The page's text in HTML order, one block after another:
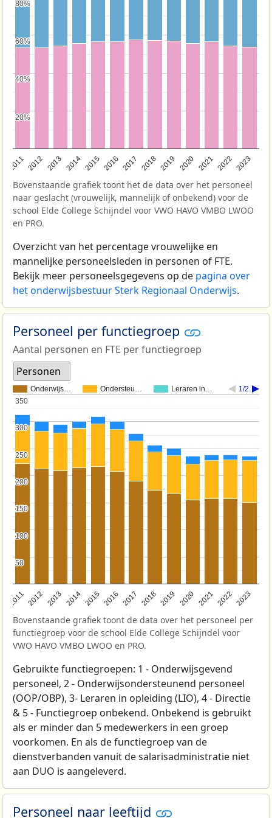
2011 2012 2013 2014 2015 2016 2017 2018 2019 2020 2021 2022 2023
20%
20%
40%
40%
60%
60%
80%
80%
Bovenstaande grafiek toont het de data over het personeel
naar geslacht (vrouwelijk, mannelijk of onbekend) voor de
school Elde College Schijndel voor VWO HAVO VMBO LWOO
en PRO.
Overzicht van het percentage vrouwelijke en
mannelijke personeelsleden in personen of FTE.
Bekijk meer personeelsgegevens op de pagina over
het onderwijsbestuur Sterk Regionaal Onderwijs.
Personeel per functiegroep
Aantal personen en FTE per functiegroep
Personen
Onderwijs… Ondersteu… Leraren in… 1/2
2011 2012 2013 2014 2015 2016 2017 2018 2019 2020 2021 2022 2023
50
50
100
100
150
150
200
200
250
250
300
300
350
350
Bovenstaande grafiek toont de data over het personeel per
functiegroep voor de school Elde College Schijndel voor
VWO HAVO VMBO LWOO en PRO.
Gebruikte functiegroepen: 1 - Onderwijsgevend
personeel, 2 - Onderwijsondersteunend personeel
(OOP/OBP), 3- Leraren in opleiding (LIO), 4 - Directie
& 5 - Functiegroep onbekend. Onbekend is gebruikt
als er minder dan 5 medewerkers in een groep
voorkomen. En als de functiegroep van de
dienstverbanden vanuit de salarisadministratie niet
aan DUO is aangeleverd.
Personeel naar leeftijd